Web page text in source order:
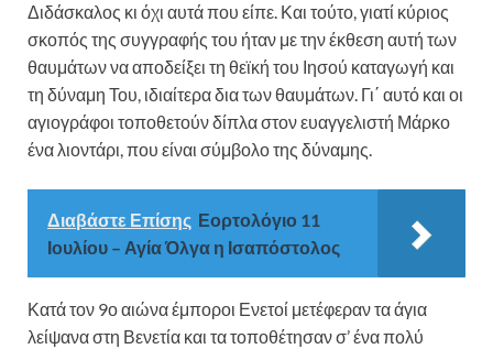
Διδάσκαλος κι όχι αυτά που είπε. Και τούτο, γιατί κύριος
σκοπός της συγγραφής του ήταν με την έκθεση αυτή των
θαυμάτων να αποδείξει τη θεϊκή του Ιησού καταγωγή και
τη δύναμη Του, ιδιαίτερα δια των θαυμάτων. Γι΄ αυτό και οι
αγιογράφοι τοποθετούν δίπλα στον ευαγγελιστή Μάρκο
ένα λιοντάρι, που είναι σύμβολο της δύναμης.
Διαβάστε Επίσης Εορτολόγιο 11
Ιουλίου – Αγία Όλγα η Ισαπόστολος
Κατά τον 9ο αιώνα έμποροι Ενετοί μετέφεραν τα άγια
λείψανα στη Βενετία και τα τοποθέτησαν σ’ ένα πολύ